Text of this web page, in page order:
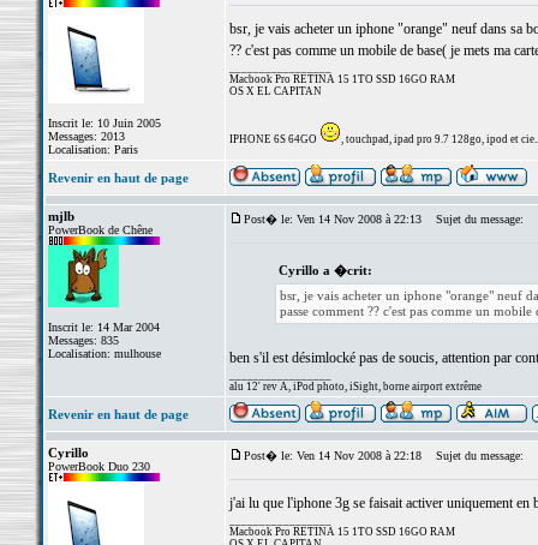
Inscrit le: 10 Juin 2005
Messages: 2013
Localisation: Paris
bsr, je vais acheter un iphone "orange" neuf dans sa
?? c'est pas comme un mobile de base( je mets ma
Macbook Pro RETINA 15 1TO SSD 16GO RAM
OS X EL CAPITAN
IPHONE 6S 64GO , touchpad, ipad pro 9.7 128go, ipod et
Revenir en haut de page
mjlb
PowerBook de Chêne
Inscrit le: 14 Mar 2004
Messages: 835
Localisation: mulhouse
Post� le: Ven 14 Nov 2008 à 22:13 Sujet du message:
Cyrillo a �crit:
bsr, je vais acheter un iphone "orange" neuf
passe comment ?? c'est pas comme un
ben s'il est désimlocké pas de soucis, attention par
alu 12' rev A, iPod photo, iSight, borne airport extrême
Revenir en haut de page
Cyrillo
PowerBook Duo 230
Post� le: Ven 14 Nov 2008 à 22:18 Sujet du message:
j'ai lu que l'iphone 3g se faisait activer uniquement en
Macbook Pro RETINA 15 1TO SSD 16GO RAM